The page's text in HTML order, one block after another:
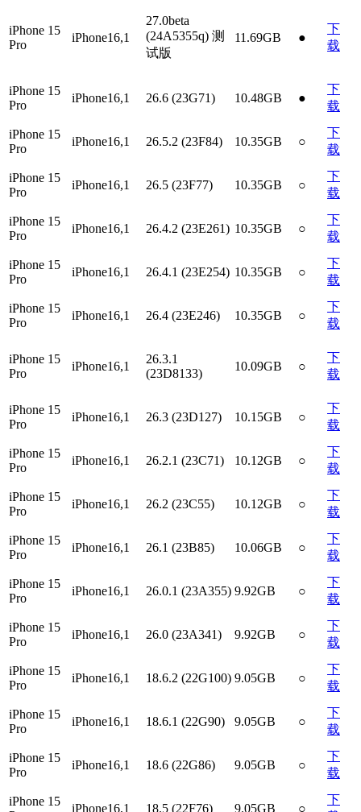
iPhone 15
Pro
iPhone16,1
27.0beta
(24A5355q) 测
试版
11.69GB ●
下
载
iPhone 15
Pro
iPhone16,1 26.6 (23G71) 10.48GB ●
下
载
iPhone 15
Pro
iPhone16,1 26.5.2 (23F84) 10.35GB ○
下
载
iPhone 15
Pro
iPhone16,1 26.5 (23F77) 10.35GB ○
下
载
iPhone 15
Pro
iPhone16,1 26.4.2 (23E261) 10.35GB ○
下
载
iPhone 15
Pro
iPhone16,1 26.4.1 (23E254) 10.35GB ○
下
载
iPhone 15
Pro
iPhone16,1 26.4 (23E246) 10.35GB ○
下
载
iPhone 15
Pro
iPhone16,1
26.3.1
(23D8133)
10.09GB ○
下
载
iPhone 15
Pro
iPhone16,1 26.3 (23D127) 10.15GB ○
下
载
iPhone 15
Pro
iPhone16,1 26.2.1 (23C71) 10.12GB ○
下
载
iPhone 15
Pro
iPhone16,1 26.2 (23C55) 10.12GB ○
下
载
iPhone 15
Pro
iPhone16,1 26.1 (23B85) 10.06GB ○
下
载
iPhone 15
Pro
iPhone16,1 26.0.1 (23A355) 9.92GB ○
下
载
iPhone 15
Pro
iPhone16,1 26.0 (23A341) 9.92GB ○
下
载
iPhone 15
Pro
iPhone16,1 18.6.2 (22G100) 9.05GB ○
下
载
iPhone 15
Pro
iPhone16,1 18.6.1 (22G90) 9.05GB ○
下
载
iPhone 15
Pro
iPhone16,1 18.6 (22G86) 9.05GB ○
下
载
iPhone 15
iPhone16,1 18.5 (22F76) 9.05GB ○
下